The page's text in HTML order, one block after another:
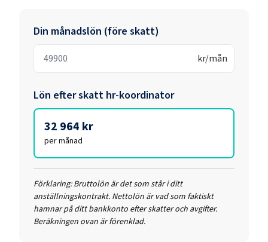
Din månadslön (före skatt)
kr/mån
Lön efter skatt hr-koordinator
32 964 kr
per månad
Förklaring: Bruttolön är det som står i ditt
anställningskontrakt. Nettolön är vad som faktiskt
hamnar på ditt bankkonto efter skatter och avgifter.
Beräkningen ovan är förenklad.